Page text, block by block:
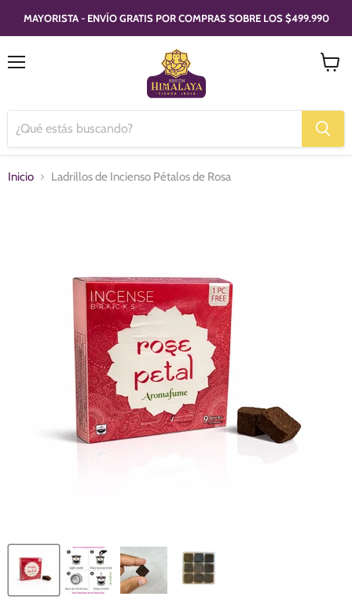
MAYORISTA - ENVÍO GRATIS POR COMPRAS SOBRE LOS $499.990
Inicio Ladrillos de Incienso Pétalos de Rosa